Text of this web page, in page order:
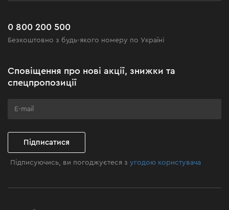
Чорна п'ятниця
Клуб майстерності
Поширені запитання
0 800 200 500
Безкоштовно з будь-якого номеру по Україні
Сповіщення про нові акції, знижки та
спецпропозиції
Підписатися
Підписуючись, ви погоджуєтеся зугодою користувача